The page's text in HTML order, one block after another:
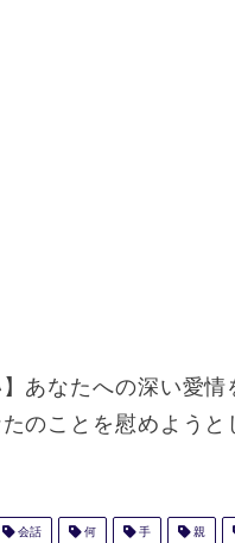
】あなたへの深い愛
のことを慰めようと
会話 何 手 親